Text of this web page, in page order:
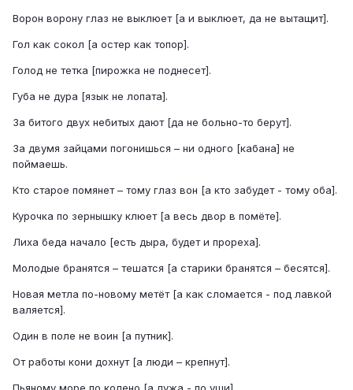
Ворон ворону глаз не выклюет [а и выклюет, да не вытащит].
Гол как сокол [а остер как топор].
Голод не тетка [пирожка не поднесет].
Губа не дура [язык не лопата].
За битого двух небитых дают [да не больно-то берут].
За двумя зайцами погонишься – ни одного [кабана] не
поймаешь.
Кто старое помянет – тому глаз вон [а кто забудет - тому оба].
Курочка по зернышку клюет [а весь двор в помёте].
Лиха беда начало [есть дыра, будет и прореха].
Молодые бранятся – тешатся [а старики бранятся – бесятся].
Новая метла по-новому метёт [а как сломается - под лавкой
валяется].
Один в поле не воин [а путник].
От работы кони дохнут [а люди – крепнут].